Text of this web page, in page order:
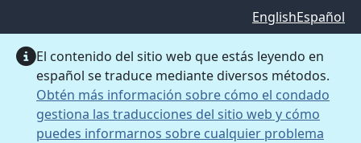
EnglishEspañol
El contenido del sitio web que estás leyendo en
español se traduce mediante diversos métodos.
Obtén más información sobre cómo el condado
gestiona las traducciones del sitio web y cómo
puedes informarnos sobre cualquier problema